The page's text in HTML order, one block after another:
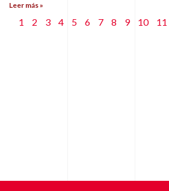
Leer más »
1 2 3 4 5 6 7 8 9 10 11